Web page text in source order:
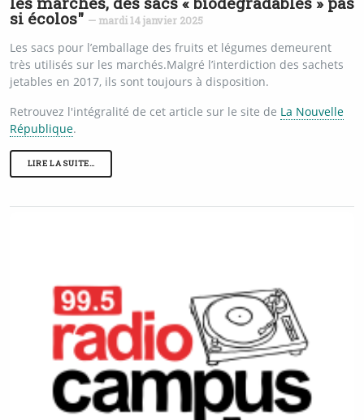
si écolos" — mardi 14 janvier 2025
Les sacs pour l’emballage des fruits et légumes demeurent
très utilisés sur les marchés.Malgré l’interdiction des sachets
jetables en 2017, ils sont toujours à disposition.
Retrouvez l'intégralité de cet article sur le site de La Nouvelle
République.
LIRE LA SUITE…